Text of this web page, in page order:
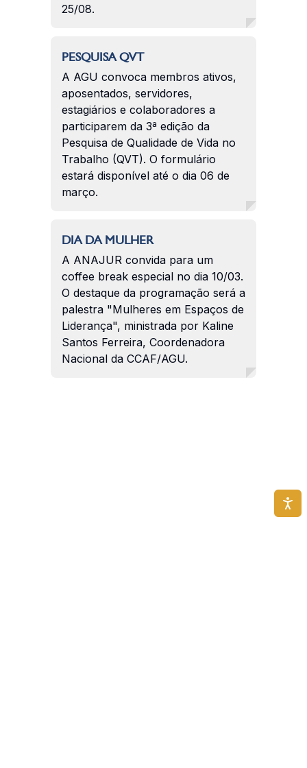
25/08.
PESQUISA QVT
A AGU convoca membros ativos,
aposentados, servidores,
estagiários e colaboradores a
participarem da 3ª edição da
Pesquisa de Qualidade de Vida no
Trabalho (QVT). O formulário
estará disponível até o dia 06 de
março.
DIA DA MULHER
A ANAJUR convida para um
coffee break especial no dia 10/03.
O destaque da programação será a
palestra "Mulheres em Espaços de
Liderança", ministrada por Kaline
Santos Ferreira, Coordenadora
Nacional da CCAF/AGU.